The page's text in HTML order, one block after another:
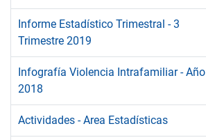
Informe Estadístico Trimestral - 3
Trimestre 2019
Infografía Violencia Intrafamiliar - Año
2018
Actividades - Area Estadísticas